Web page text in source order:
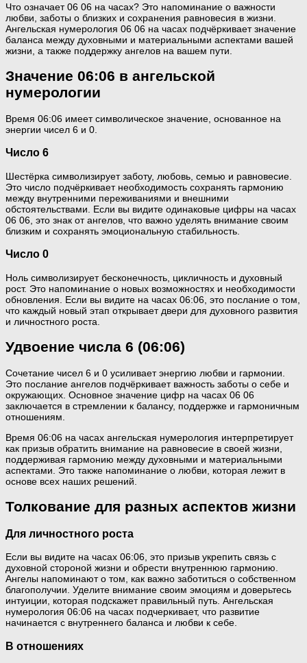
Что означает 06 06 на часах? Это напоминание о важности
любви, заботы о близких и сохранения равновесия в жизни.
Ангельская нумерология 06 06 на часах подчёркивает значение
баланса между духовными и материальными аспектами вашей
жизни, а также поддержку ангелов на вашем пути.
Значение 06:06 в ангельской
нумерологии
Время 06:06 имеет символическое значение, основанное на
энергии чисел 6 и 0.
Число 6
Шестёрка символизирует заботу, любовь, семью и равновесие.
Это число подчёркивает необходимость сохранять гармонию
между внутренними переживаниями и внешними
обстоятельствами. Если вы видите одинаковые цифры на часах
06 06, это знак от ангелов, что важно уделять внимание своим
близким и сохранять эмоциональную стабильность.
Число 0
Ноль символизирует бесконечность, цикличность и духовный
рост. Это напоминание о новых возможностях и необходимости
обновления. Если вы видите на часах 06:06, это послание о том,
что каждый новый этап открывает двери для духовного развития
и личностного роста.
Удвоение числа 6 (06:06)
Сочетание чисел 6 и 0 усиливает энергию любви и гармонии.
Это послание ангелов подчёркивает важность заботы о себе и
окружающих. Основное значение цифр на часах 06 06
заключается в стремлении к балансу, поддержке и гармоничным
отношениям.
Время 06:06 на часах ангельская нумерология интерпретирует
как призыв обратить внимание на равновесие в своей жизни,
поддерживая гармонию между духовными и материальными
аспектами. Это также напоминание о любви, которая лежит в
основе всех наших решений.
Толкование для разных аспектов жизни
Для личностного роста
Если вы видите на часах 06:06, это призыв укрепить связь с
духовной стороной жизни и обрести внутреннюю гармонию.
Ангелы напоминают о том, как важно заботиться о собственном
благополучии. Уделите внимание своим эмоциям и доверьтесь
интуиции, которая подскажет правильный путь. Ангельская
нумерология 06:06 на часах подчеркивает, что развитие
начинается с внутреннего баланса и любви к себе.
В отношениях